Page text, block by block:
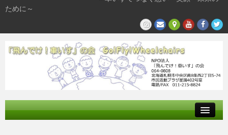
ために～